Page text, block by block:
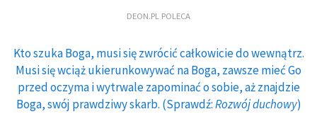
DEON.PL POLECA
Kto szuka Boga, musi się zwrócić całkowicie do wewnątrz.
Musi się wciąż ukierunkowywać na Boga, zawsze mieć Go
przed oczyma i wytrwale zapominać o sobie, aż znajdzie
Boga, swój prawdziwy skarb. (Sprawdź:Rozwój duchowy)